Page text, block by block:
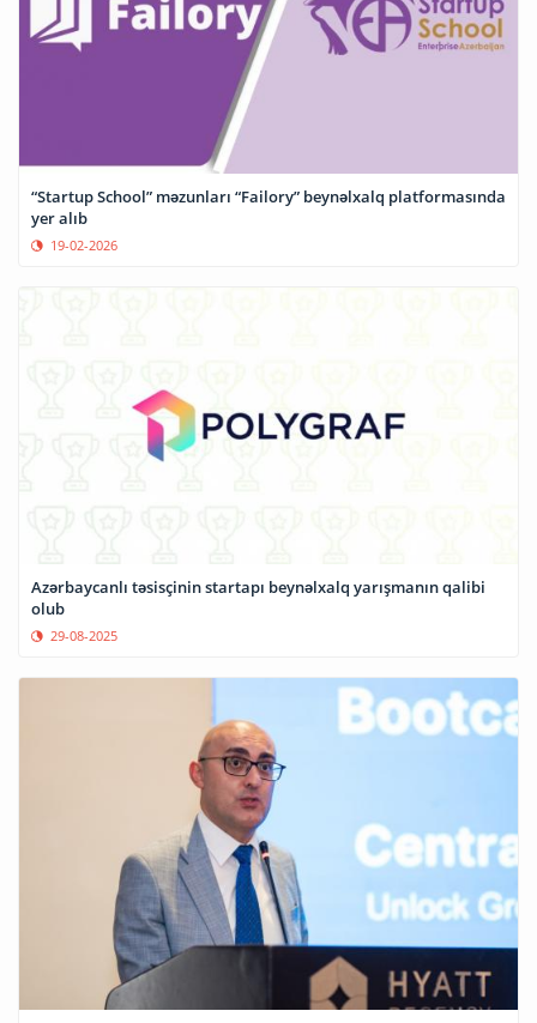
“Startup School” məzunları “Failory” beynəlxalq platformasında
yer alıb
19-02-2026
Azərbaycanlı təsisçinin startapı beynəlxalq yarışmanın qalibi
olub
29-08-2025